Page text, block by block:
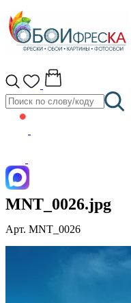
MNT_0026.jpg
Арт. MNT_0026